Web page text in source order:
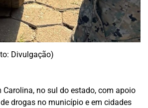
Divulgação)
no sul do estado, com apoio
drogas no município e em cidades